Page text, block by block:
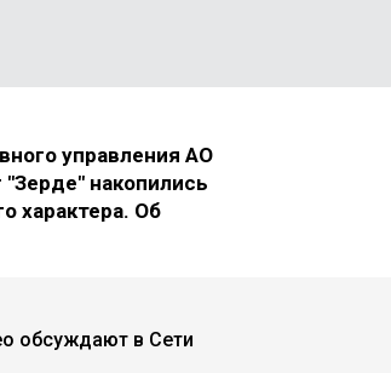
управления АО
накопились
характера. Об
обсуждают в Сети